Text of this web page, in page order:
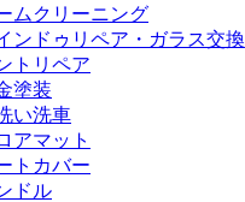
ムクリーニング
ンドゥリペア・ガラス交換
トリペア
塗装
い洗車
アマット
トカバー
ドル